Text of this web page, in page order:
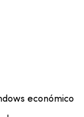
económico